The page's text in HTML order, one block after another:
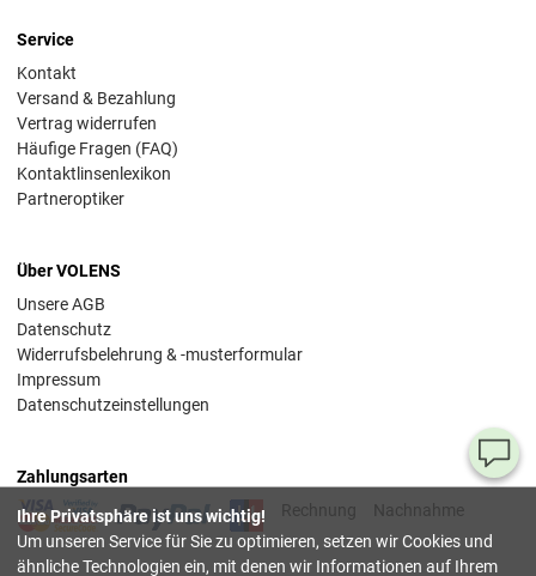
Service
Kontakt
Versand & Bezahlung
Vertrag widerrufen
Häufige Fragen (FAQ)
Kontaktlinsenlexikon
Partneroptiker
Über VOLENS
Unsere AGB
Datenschutz
Widerrufsbelehrung & -musterformular
Impressum
Datenschutzeinstellungen
Zahlungsarten
Rechnung
Nachnahme
Ihre Privatsphäre ist uns wichtig!
Um unseren Service für Sie zu optimieren, setzen wir Cookies und
ähnliche Technologien ein, mit denen wir Informationen auf Ihrem
Sie